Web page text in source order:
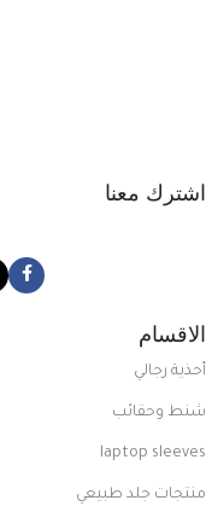
اشترك معنا
الاقسام
أحذية رجالي
شنط وحقائب
laptop sleeves
منتجات جلد طبيعي